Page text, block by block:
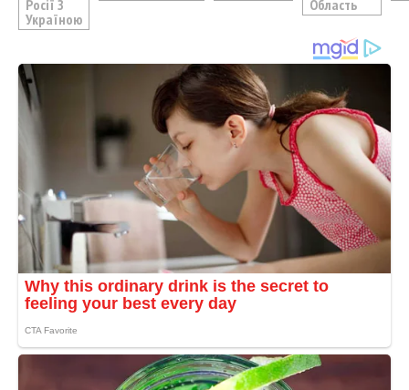
Росії З
Україною
Область